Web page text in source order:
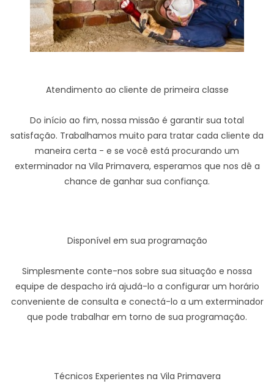
Atendimento ao cliente de primeira classe
Do início ao fim, nossa missão é garantir sua total
satisfação. Trabalhamos muito para tratar cada cliente da
maneira certa - e se você está procurando um
exterminador na Vila Primavera, esperamos que nos dê a
chance de ganhar sua confiança.
Disponível em sua programação
Simplesmente conte-nos sobre sua situação e nossa
equipe de despacho irá ajudá-lo a configurar um horário
conveniente de consulta e conectá-lo a um exterminador
que pode trabalhar em torno de sua programação.
Técnicos Experientes na Vila Primavera